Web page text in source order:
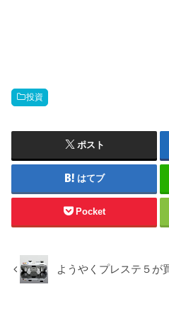
投資
ポスト
はてブ
Pocket
ようやくプレステ５が